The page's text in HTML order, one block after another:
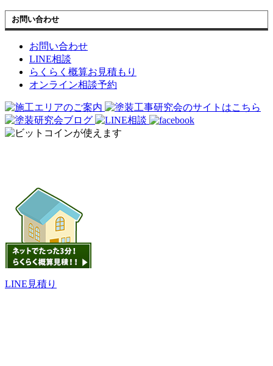
お問い合わせ
お問い合わせ
LINE相談
らくらく概算お見積もり
オンライン相談予約
LINE見積り